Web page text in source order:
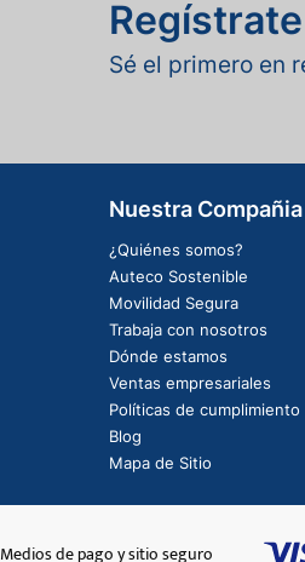
Sé el primero en
Nuestra Compañia
¿Quiénes somos?
Auteco Sostenible
Movilidad Segura
Trabaja con nosotros
Dónde estamos
Ventas empresariales
Políticas de cumplimiento
Blog
Mapa de Sitio
Medios de pago y sitio seguro